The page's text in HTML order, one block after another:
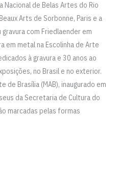
Nacional de Belas Artes do Rio
Arts de Sorbonne, Paris e a
com Friedlaender em
em metal na Escolinha de Arte
à gravura e 30 anos ao
no Brasil e no exterior.
de Brasília (MAB), inaugurado em
da Secretaria de Cultura do
marcadas pelas formas